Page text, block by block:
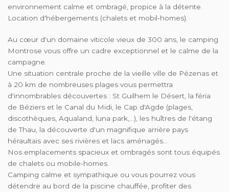
environnement calme et ombragé, propice à la détente.
Location d'hébergements (chalets et mobil-homes).
Au cœur d'un domaine viticole vieux de 300 ans, le camping
Montrose vous offre un cadre exceptionnel et le calme de la
campagne.
Une situation centrale proche de la vieille ville de Pézenas et
à 20 km de nombreuses plages vous permettra
d'innombrables découvertes : St Guilhem le Désert, la féria
de Béziers et le Canal du Midi, le Cap d'Agde (plages,
discothèques, Aqualand, luna park,...), les huîtres de l'étang
de Thau, la découverte d'un magnifique arrière pays
héraultais avec ses rivières et lacs aménagés...
Nos emplacements spacieux et ombragés sont tous équipés
de chalets ou mobile-homes.
Camping calme et sympathique ou vous pourrez vous
détendre au bord de la piscine chauffée, profiter des